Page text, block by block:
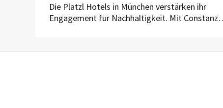
Die Platzl Hotels in München verstärken ihr
Engagement für Nachhaltigkeit. Mit Constanze